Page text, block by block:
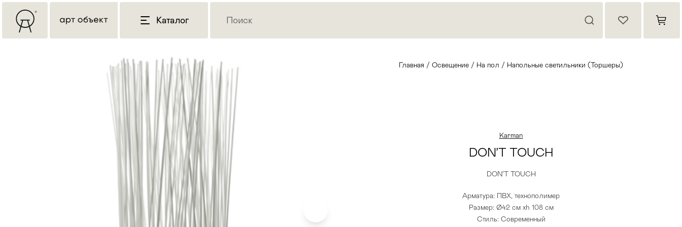
Каталог
Главная / Освещение / На пол / Напольные светильники (Торшеры)
Karman
DON’T TOUCH
DON’T TOUCH
Арматура: ПВХ, технополимер
Размер: Ø42 см xh 108 см
Стиль: Современный